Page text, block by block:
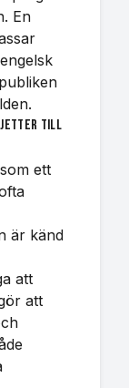
En
till
ett
är känd
att
att